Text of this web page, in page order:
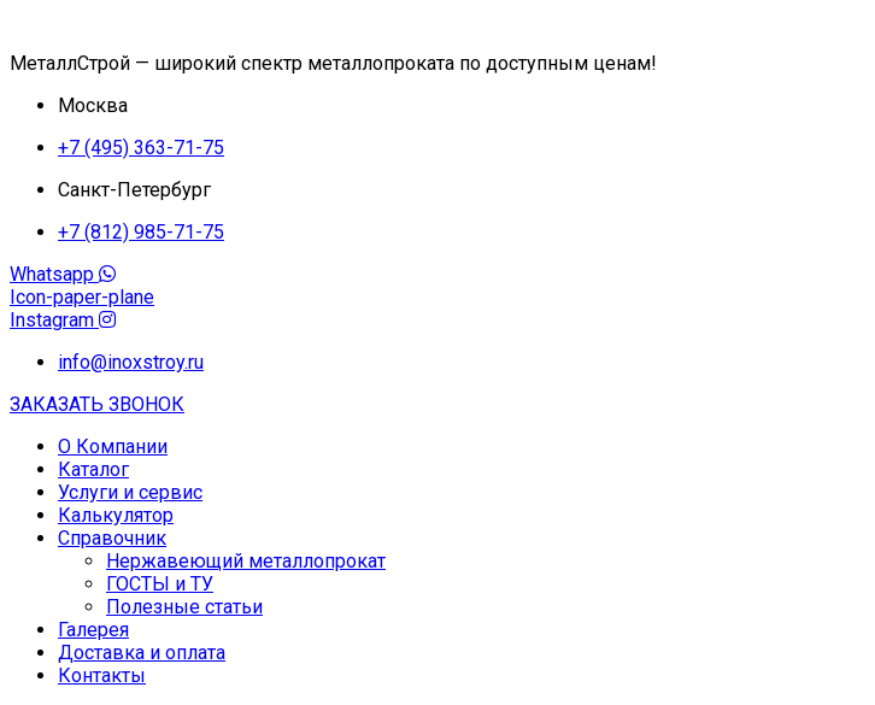
МеталлСтрой — широкий спектр металлопроката по доступным ценам!
Москва
+7 (495) 363-71-75
Санкт-Петербург
+7 (812) 985-71-75
Whatsapp
Icon-paper-plane
Instagram
info@inoxstroy.ru
ЗАКАЗАТЬ ЗВОНОК
О Компании
Каталог
Услуги и сервис
Калькулятор
Справочник
Нержавеющий металлопрокат
ГОСТЫ и ТУ
Полезные статьи
Галерея
Доставка и оплата
Контакты